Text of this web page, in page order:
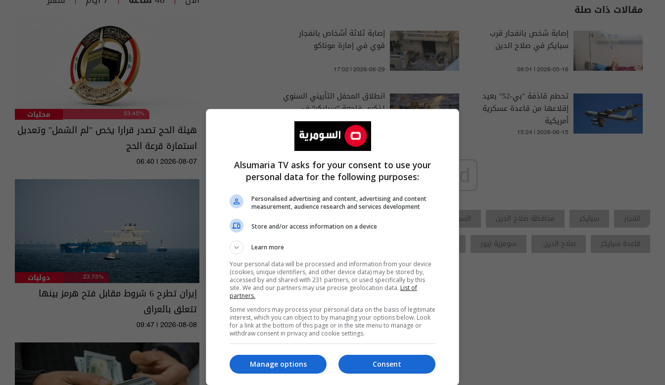
مقالات ذات صلة
إصابة شخص بانفجار قرب
سبايكر في صلاح الدين
08:01 | 2026-05-16
إصابة ثلاثة أشخاص بانفجار
قوي في إمارة موناكو
17:02 | 2026-06-29
تحطم قاذفة "بي-52" بعيد
إقلاعها من قاعدة عسكرية
أمريكية
15:24 | 2026-06-15
انطلاق المحفل التأبيني السنوي
لذكرى فاجعة "سبايكر" في
تكريت
01:34 | 2026-06-12
انفجار سبايكر محافظة صلاح الدين السومرية نيوز
قاعدة سبايكر
صلاح الدين. سومرية نيوز
محليات 53.45%
هيئة الحج تصدر قرارا يخص "لم الشمل" وتعديل
استمارة قرعة الحج
06:40 | 2026-08-07
دوليات 23.73%
إيران تطرح 6 شروط مقابل فتح هرمز بينها
تتعلق بالعراق
09:47 | 2026-08-08
Alsumaria TV asks for your consent to use your
personal data for the following purposes:
Personalised advertising and content, advertising and content
measurement, audience research and services development
Store and/or access information on a device
Learn more
Your personal data will be processed and information from your device
(cookies, unique identifiers, and other device data) may be stored by,
accessed by and shared with 231 partners, or used specifically by this
site. We and our partners may use precise geolocation data. List of
partners.
Some vendors may process your personal data on the basis of legitimate
interest, which you can object to by managing your options below. Look
for a link at the bottom of this page or in the site menu to manage or
withdraw consent in privacy and cookie settings.
Consent
Manage options